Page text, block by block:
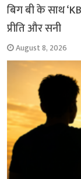
बिग बी के साथ
प्रीति और सनी
August 8, 2026